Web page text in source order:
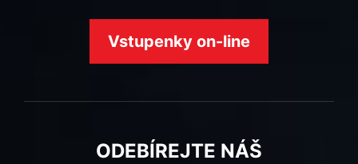
Vstupenky on-line
ODEBÍREJTE NÁŠ